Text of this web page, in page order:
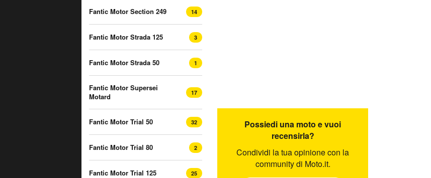
Fantic Motor Section 249 14
Fantic Motor Strada 125 3
Fantic Motor Strada 50 1
Fantic Motor Supersei
Motard
17
Fantic Motor Trial 50 32
Fantic Motor Trial 80 2
Fantic Motor Trial 125 25
Possiedi una moto e vuoi
recensirla?
Condividi la tua opinione con la
community di Moto.it.